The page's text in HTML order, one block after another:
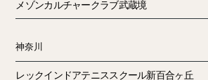
メゾンカルチャークラブ武蔵境
神奈川
レックインドアテニススクール新百合ヶ丘